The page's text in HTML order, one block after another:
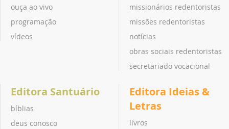
ouça ao vivo
programação
vídeos
missionários redentoristas
missões redentoristas
notícias
obras sociais redentoristas
secretariado vocacional
Editora Santuário
bíblias
deus conosco
Editora Ideias &
Letras
livros